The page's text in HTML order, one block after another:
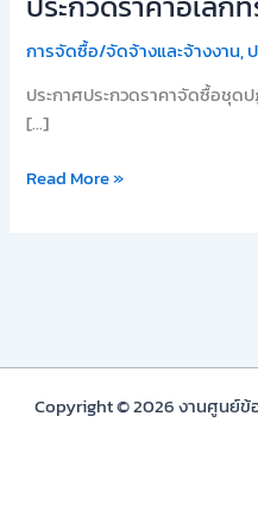
การจัดซื้อ/จัดจ้างและจ้างงาน,
ประกาศประกวดราคาจัดซื้อชุด
[…]
โปร
แก
เม
เบิลลอ
คอนโทรลเลอร์
ชาติ
Read More »
Copyright © 2026 งานศูนย์ข้